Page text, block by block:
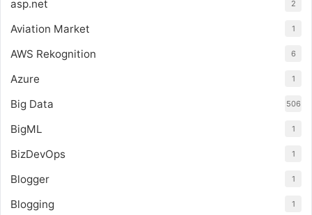
asp.net 2
Aviation Market 1
AWS Rekognition 6
Azure 1
Big Data 506
BigML 1
BizDevOps 1
Blogger 1
Blogging 1